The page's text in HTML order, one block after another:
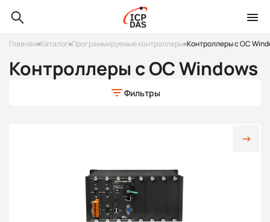
Главная Каталог Программируемые контроллеры Контроллеры с ОС
Контроллеры с ОС Windows
Фильтры